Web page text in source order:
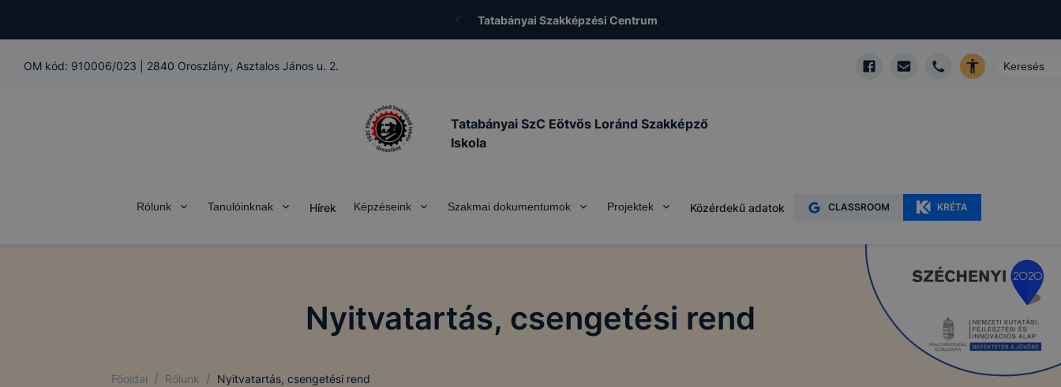
Tatabányai Szakképzési Centrum
OM kód: 910006/023 2840 Oroszlány, Asztalos János u. 2.
Tatabányai SzC Eötvös Loránd Szakképző
Iskola
Rólunk Tanulóinknak Hírek Képzéseink Szakmai dokumentumok Projektek Közérdekű adatok CLASSROOM KRÉTA
Nyitvatartás, csengetési rend
Főoldal / Rólunk / Nyitvatartás, csengetési rend